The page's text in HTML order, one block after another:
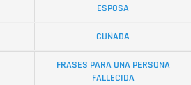
ESPOSA
CUÑADA
FRASES PARA UNA PERSONA
FALLECIDA